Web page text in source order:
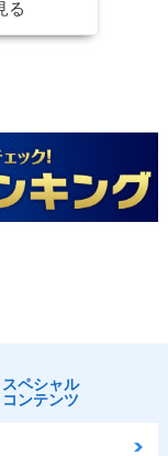
る
スペシャル
コンテンツ